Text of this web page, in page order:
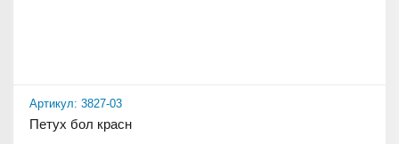
Артикул: 3827-03
Петух бол красн